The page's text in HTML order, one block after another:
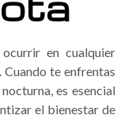
ocurrir en cualquier
Cuando te enfrentas
es esencial
el bienestar de